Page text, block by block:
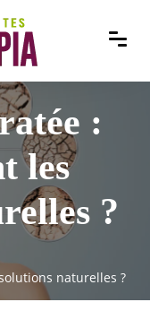
:
les
?
naturelles ?